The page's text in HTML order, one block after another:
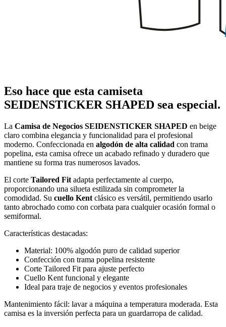
Eso hace que esta camiseta
SEIDENSTICKER SHAPED sea especial.
La Camisa de Negocios SEIDENSTICKER SHAPED en beige
claro combina elegancia y funcionalidad para el profesional
moderno. Confeccionada en algodón de alta calidad con trama
popelina, esta camisa ofrece un acabado refinado y duradero que
mantiene su forma tras numerosos lavados.
El corte Tailored Fit adapta perfectamente al cuerpo,
proporcionando una silueta estilizada sin comprometer la
comodidad. Su cuello Kent clásico es versátil, permitiendo usarlo
tanto abrochado como con corbata para cualquier ocasión formal o
semiformal.
Características destacadas:
Material: 100% algodón puro de calidad superior
Confección con trama popelina resistente
Corte Tailored Fit para ajuste perfecto
Cuello Kent funcional y elegante
Ideal para traje de negocios y eventos profesionales
Mantenimiento fácil: lavar a máquina a temperatura moderada. Esta
camisa es la inversión perfecta para un guardarropa de calidad.